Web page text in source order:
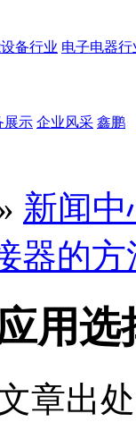
备行业 电子电器行
展示 企业风采 鑫鹏
新闻中
器的方
用
章出